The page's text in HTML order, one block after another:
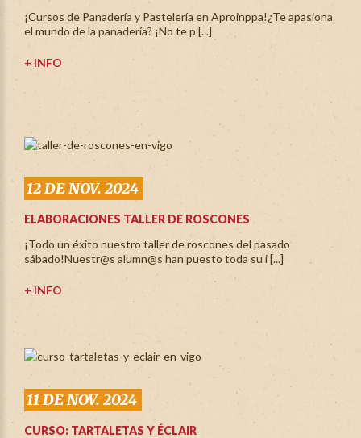
¡Cursos de Panadería y Pastelería en Aproinppa!¿Te apasiona
el mundo de la panadería? ¡No te p [...]
+ INFO
12 DE NOV. 2024
ELABORACIONES TALLER DE ROSCONES
¡Todo un éxito nuestro taller de roscones del pasado
sábado!Nuestr@s alumn@s han puesto toda su i [...]
+ INFO
11 DE NOV. 2024
CURSO: TARTALETAS Y ÉCLAIR